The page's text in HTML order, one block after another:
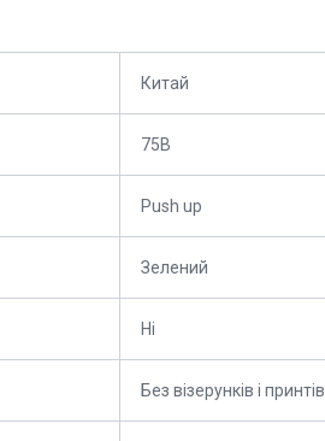
Китай
75B
Push up
Зелений
Ні
Без візерунків і принтів